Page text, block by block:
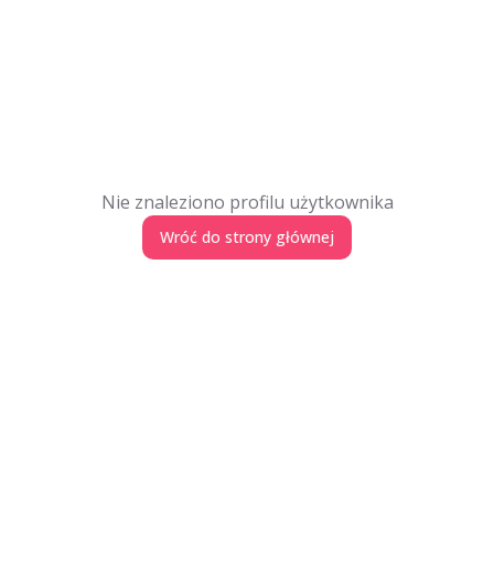
Nie znaleziono profilu użytkownika
Wróć do strony głównej